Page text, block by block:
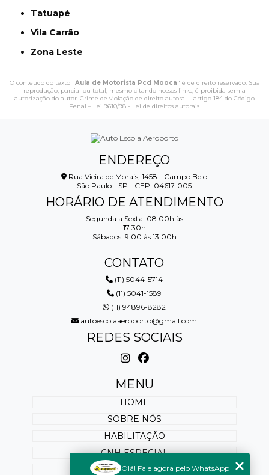
Tatuapé
Vila Carrão
Zona Leste
O conteúdo do texto "Aula de Motorista Pcd Mooca" é de direito reservado. Sua
reprodução, parcial ou total, mesmo citando nossos links, é proibida sem a
autorização do autor. Crime de violação de direito autoral – artigo 184 do Código
Penal – Lei 9610/98 - Lei de direitos autorais.
ENDEREÇO
Rua Vieira de Morais, 1458 - Campo Belo
São Paulo - SP - CEP: 04617-005
HORÁRIO DE ATENDIMENTO
Segunda a Sexta: 08:00h às
17:30h
Sábados: 9:00 às 13:00h
CONTATO
(11) 5044-5714
(11) 5041-1589
(11) 94896-8282
autoescolaaeroporto@gmail.com
REDES SOCIAIS
MENU
HOME
SOBRE NÓS
HABILITAÇÃO
CNH ESPECIAL
REABILITAÇÃO
Olá! Fale agora pelo WhatsApp